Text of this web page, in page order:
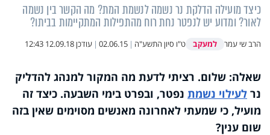
כיצד מועילה הדלקת נר נשמה לנשמת המת? מה הקשר בין נשמה
לאור? ומדוע יש לנפטר נחת רוח מהתפילות המתקיימות בביתו?
הרב שי עמר למעקב ט"ו סיון התשע"ה |
02.06.15
| עודכן12.09.18 12:43
שאלה: שלום. רציתי לדעת מה המקור למנהג להדליק
נר לעילוי נשמת נפטר, ובפרט בימי השבעה. כיצד זה
מועיל, כי שמעתי לאחרונה מאנשים מסוימים שאין בזה
שום ענין?